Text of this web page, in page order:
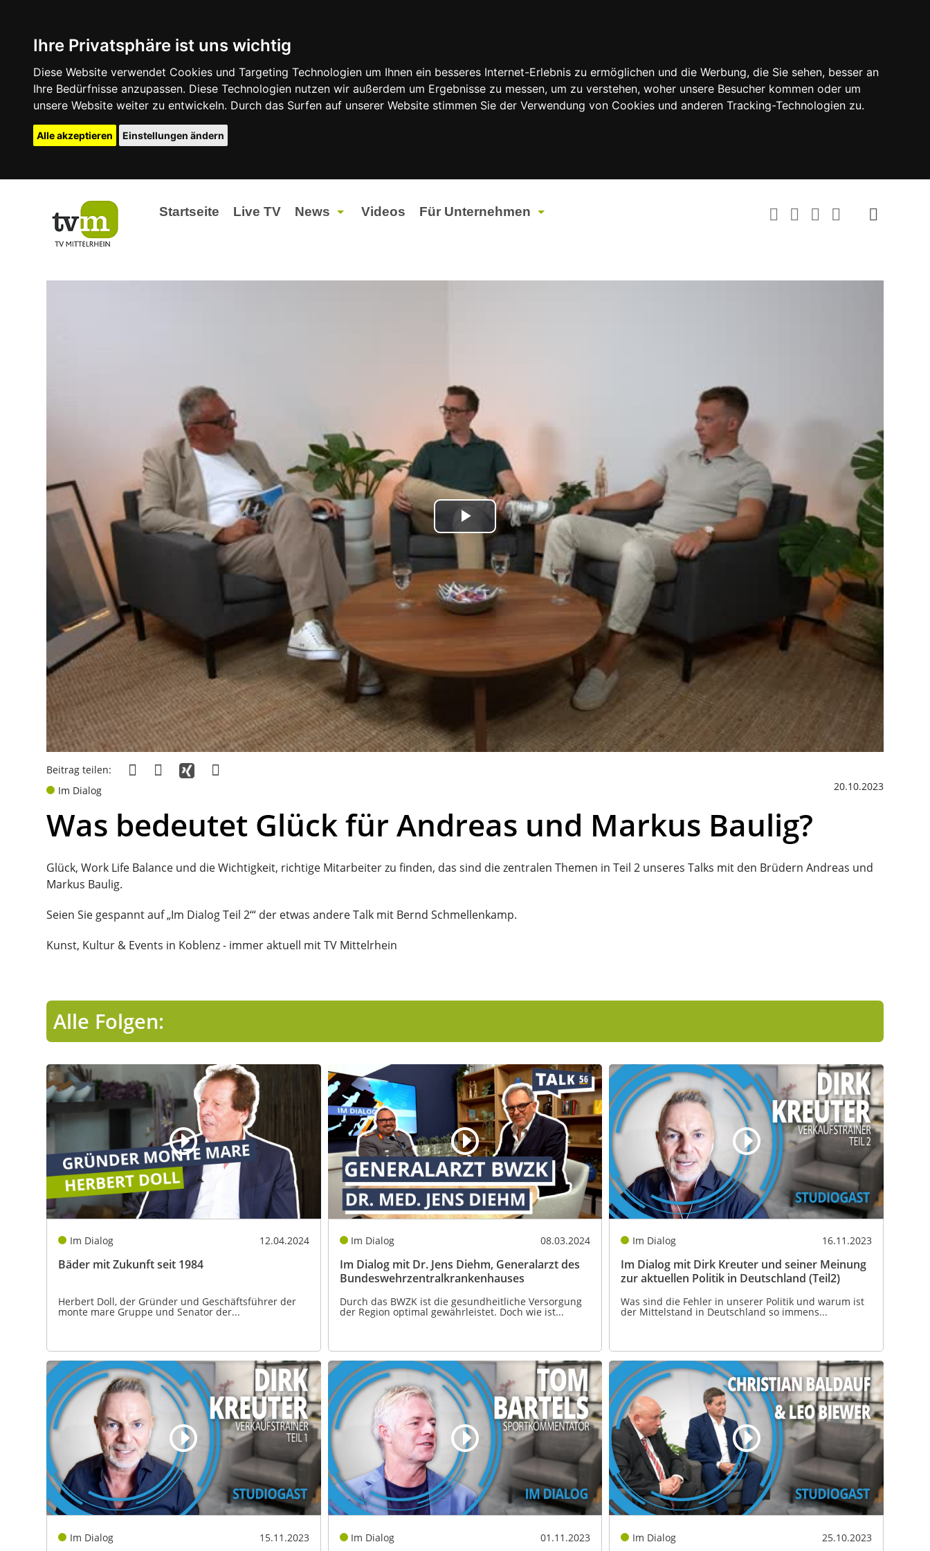
Ihre Privatsphäre ist uns wichtig
Diese Website verwendet Cookies und Targeting Technologien um Ihnen ein besseres Internet-Erlebnis zu ermöglichen und die Werbung, die Sie sehen, besser an
Ihre Bedürfnisse anzupassen. Diese Technologien nutzen wir außerdem um Ergebnisse zu messen, um zu verstehen, woher unsere Besucher kommen oder um
unsere Website weiter zu entwickeln. Durch das Surfen auf unserer Website stimmen Sie der Verwendung von Cookies und anderen Tracking-Technologien zu.
Alle akzeptieren Einstellungen ändern
Startseite Live TV News Videos Für Unternehmen
Play
Video
Beitrag teilen:
Im Dialog
20.10.2023
Was bedeutet Glück für Andreas und Markus Baulig?
Glück, Work Life Balance und die Wichtigkeit, richtige Mitarbeiter zu finden, das sind die zentralen Themen in Teil 2 unseres Talks mit den Brüdern Andreas und
Markus Baulig.
Seien Sie gespannt auf „Im Dialog Teil 2‘“ der etwas andere Talk mit Bernd Schmellenkamp.
Kunst, Kultur & Events in Koblenz - immer aktuell mit TV Mittelrhein
Alle Folgen:
Im Dialog 12.04.2024
Bäder mit Zukunft seit 1984
Herbert Doll, der Gründer und Geschäftsführer der
monte mare Gruppe und Senator der...
Im Dialog 08.03.2024
Im Dialog mit Dr. Jens Diehm, Generalarzt des
Bundeswehrzentralkrankenhauses
Durch das BWZK ist die gesundheitliche Versorgung
der Region optimal gewährleistet. Doch wie ist...
Im Dialog 16.11.2023
Im Dialog mit Dirk Kreuter und seiner Meinung
zur aktuellen Politik in Deutschland (Teil2)
Was sind die Fehler in unserer Politik und warum ist
der Mittelstand in Deutschland so immens...
Im Dialog 15.11.2023 Im Dialog 01.11.2023 Im Dialog 25.10.2023